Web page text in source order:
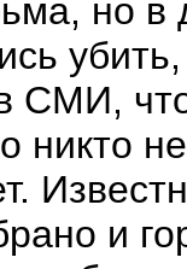
но в
никто
и